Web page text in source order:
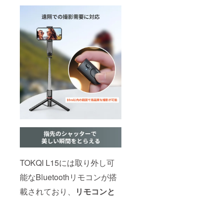
TOKQI L15には取り外し可
能なBluetoothリモコンが搭
載されており、
リモコンと